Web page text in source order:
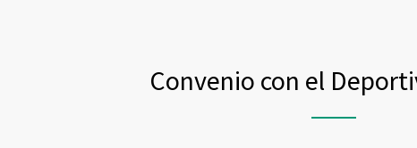
Convenio con el